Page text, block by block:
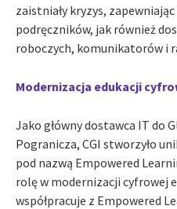
zaistniały kryzys,
podręczników, jak również
roboczych, komunikatorów i
Modernizacja edukacji
Jako główny dostawca IT do
Pogranicza, CGI stworzyło
pod nazwą Empowered
rolę w modernizacji cyfrowej
współpracuje z Empowered